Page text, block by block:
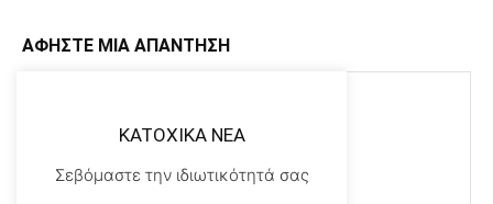
ΑΦΗΣΤΕ ΜΙΑ ΑΠΑΝΤΗΣΗ
KATOXIKA NEA
Σεβόμαστε την ιδιωτικότητά σας